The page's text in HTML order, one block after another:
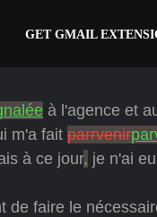
GET GMAIL
à l'agence et
m'a fait parrvenir
à ce jour, je n'ai eu
de faire le